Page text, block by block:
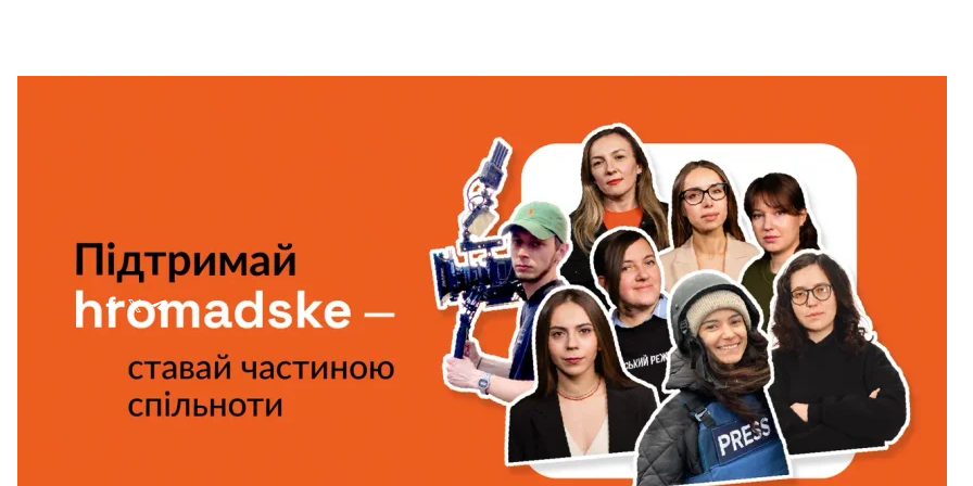
Норвегія надає ще понад €400 млн на артилерійські боєприпаси для України
Більше про: Велика Британія безпілотники військова допомога російсько-українська війна
Поділитися: